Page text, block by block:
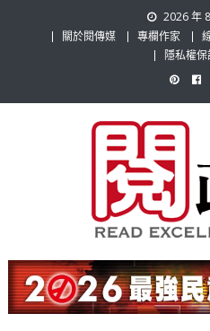
2026 年
關於閱傳媒
專欄作家
隱私權
閱政治 Read
題，也要專業評論，閱政治與多元
讓讀者有最多